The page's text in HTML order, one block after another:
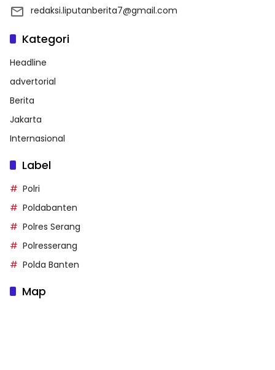
redaksi.liputanberita7@gmail.com
Kategori
Headline
advertorial
Berita
Jakarta
Internasional
Label
Polri
Poldabanten
Polres Serang
Polresserang
Polda Banten
Map